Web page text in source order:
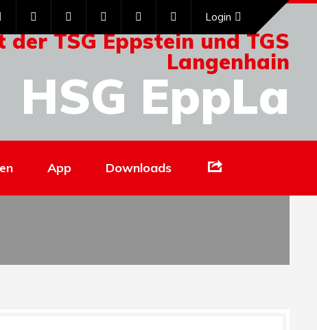
TSG Eppstein und TGS
Langenhain
HSG EppLa
Login
App Downloads